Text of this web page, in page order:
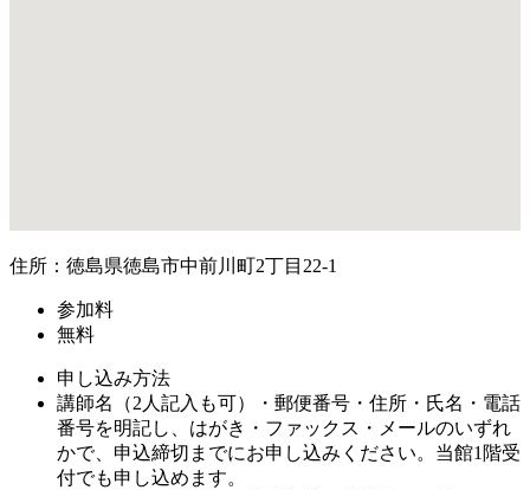
住所：徳島県徳島市中前川町2丁目22-1
参加料
無料
申し込み方法
講師名（2人記入も可）・郵便番号・住所・氏名・電話
番号を明記し、はがき・ファックス・メールのいずれ
かで、申込締切までにお申し込みください。当館1階受
付でも申し込めます。